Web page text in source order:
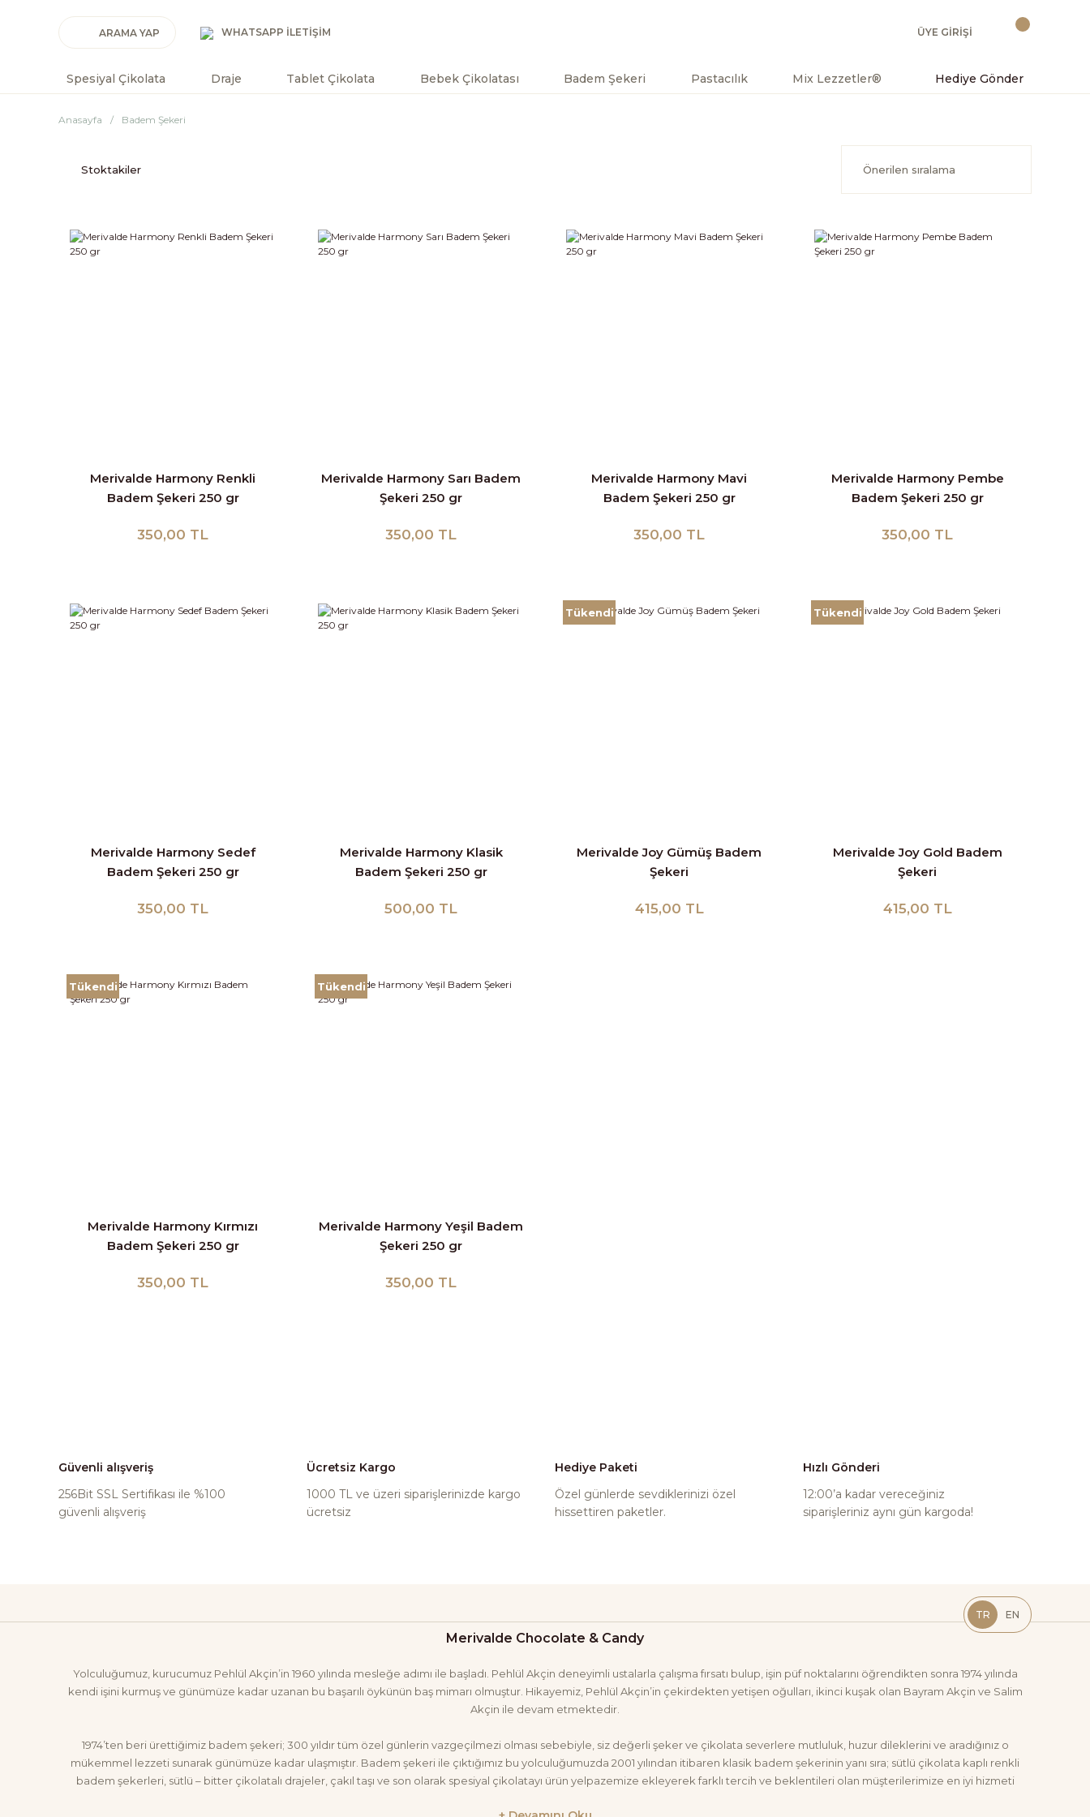
WHATSAPP İLETİŞİM ÜYE GİRİŞİ
Spesiyal Çikolata Draje Tablet Çikolata Bebek Çikolatası Badem Şekeri Pastacılık Mix Lezzetler® Hediye Gönder
Anasayfa Badem Şekeri
Stoktakiler
Merivalde Harmony Renkli
Badem Şekeri 250 gr
350,00 TL
Merivalde Harmony Sarı Badem
Şekeri 250 gr
350,00 TL
Merivalde Harmony Mavi
Badem Şekeri 250 gr
350,00 TL
Merivalde Harmony Pembe
Badem Şekeri 250 gr
350,00 TL
Merivalde Harmony Sedef
Badem Şekeri 250 gr
350,00 TL
Merivalde Harmony Klasik
Badem Şekeri 250 gr
500,00 TL
Tükendi
Merivalde Joy Gümüş Badem
Şekeri
415,00 TL
Tükendi
Merivalde Joy Gold Badem
Şekeri
415,00 TL
Tükendi
Merivalde Harmony Kırmızı
Badem Şekeri 250 gr
350,00 TL
Tükendi
Merivalde Harmony Yeşil Badem
Şekeri 250 gr
350,00 TL
Güvenli alışveriş
256Bit SSL Sertifikası ile %100
güvenli alışveriş
Ücretsiz Kargo
1000 TL ve üzeri siparişlerinizde kargo
ücretsiz
Hediye Paketi
Özel günlerde sevdiklerinizi özel
hissettiren paketler.
Hızlı Gönderi
12:00’a kadar vereceğiniz
siparişleriniz aynı gün kargoda!
TR EN
Merivalde Chocolate & Candy
Yolculuğumuz, kurucumuz Pehlül Akçin’in 1960 yılında mesleğe adımı ile başladı. Pehlül Akçin deneyimli ustalarla çalışma fırsatı bulup, işin püf noktalarını öğrendikten sonra 1974 yılında
kendi işini kurmuş ve günümüze kadar uzanan bu başarılı öykünün baş mimarı olmuştur. Hikayemiz, Pehlül Akçin’in çekirdekten yetişen oğulları, ikinci kuşak olan Bayram Akçin ve Salim
Akçin ile devam etmektedir.
1974’ten beri ürettiğimiz badem şekeri; 300 yıldır tüm özel günlerin vazgeçilmezi olması sebebiyle, siz değerli şeker ve çikolata severlere mutluluk, huzur dileklerini ve aradığınız o
mükemmel lezzeti sunarak günümüze kadar ulaşmıştır. Badem şekeri ile çıktığımız bu yolculuğumuzda 2001 yılından itibaren klasik badem şekerinin yanı sıra; sütlü çikolata kaplı renkli
badem şekerleri, sütlü – bitter çikolatalı drajeler, çakıl taşı ve son olarak spesiyal çikolatayı ürün yelpazemize ekleyerek farklı tercih ve beklentileri olan müşterilerimize en iyi hizmeti